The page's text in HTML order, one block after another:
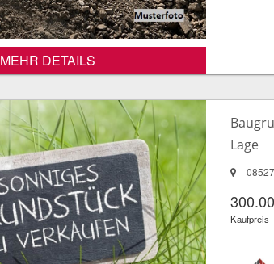
MEHR DETAILS
Lage
Kaufpreis